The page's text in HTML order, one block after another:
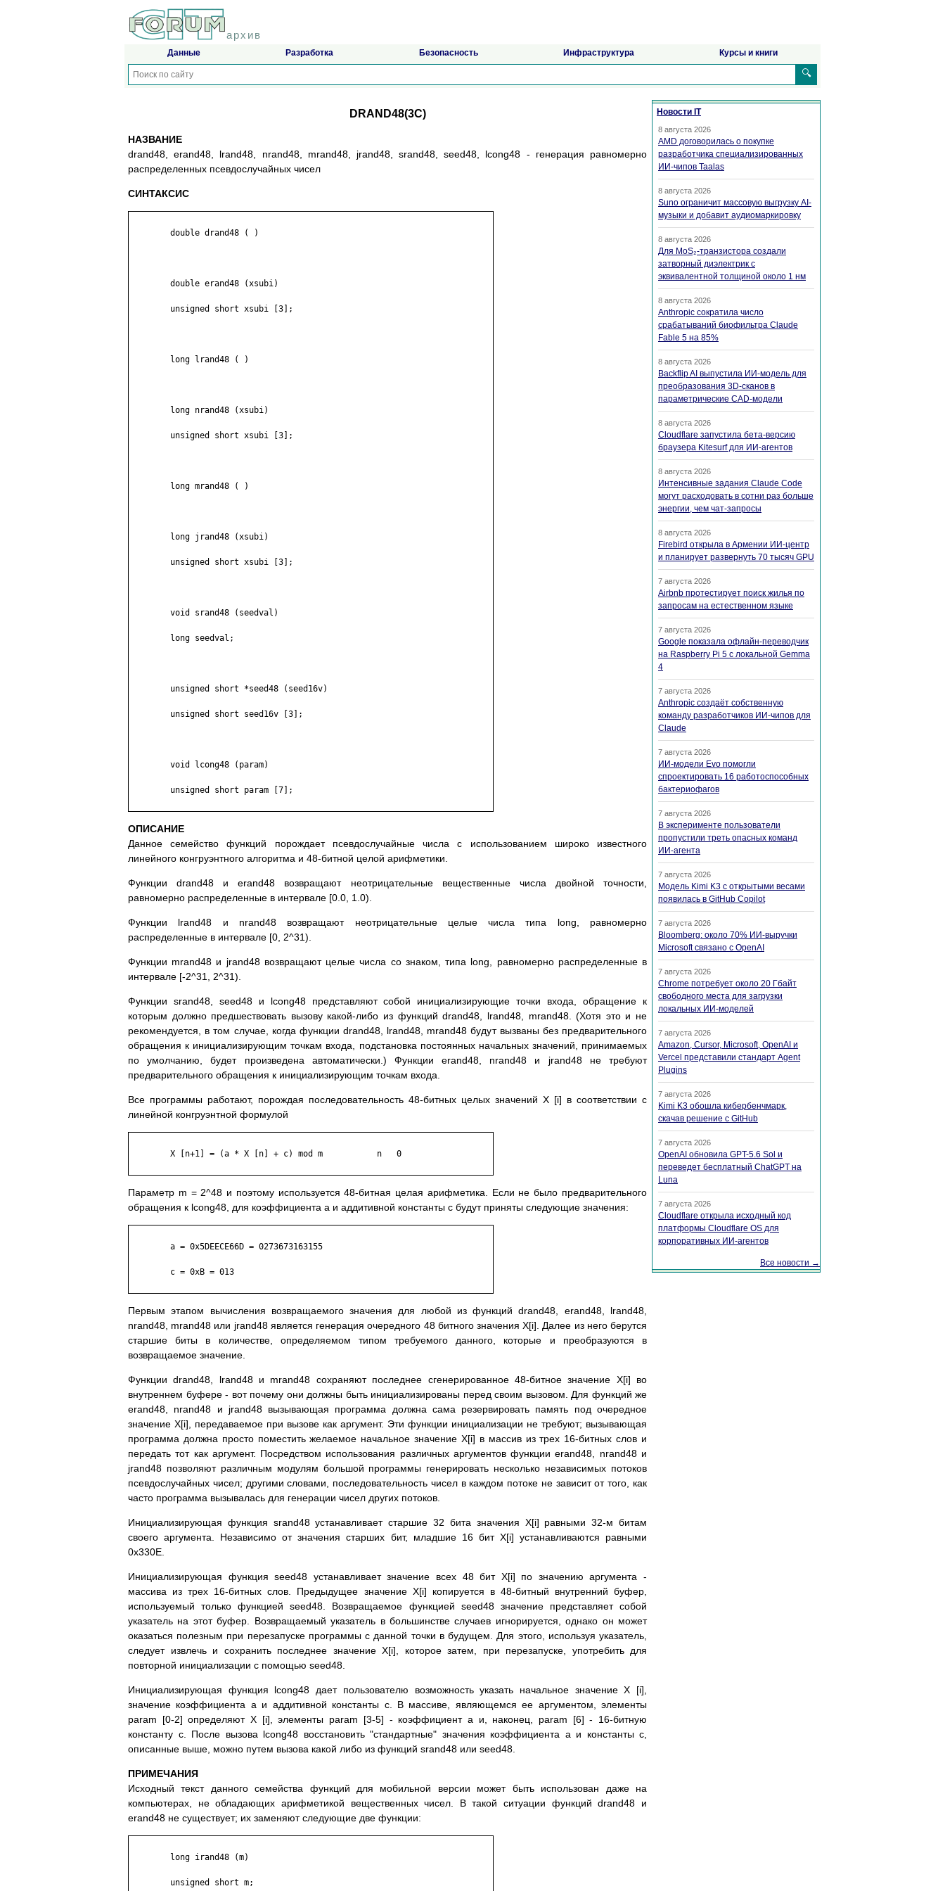
архив
Данные Разработка Безопасность Инфраструктура Курсы и книги
🔍
DRAND48(3C)
НАЗВАНИЕ
drand48, erand48, lrand48, nrand48, mrand48, jrand48, srand48, seed48, lcong48 - генерация равномерно
распределенных псевдослучайных чисел
СИНТАКСИС
ОПИСАНИЕ
Данное семейство функций порождает псевдослучайные числа с использованием широко известного
линейного конгруэнтного алгоритма и 48-битной целой арифметики.
Функции drand48 и erand48 возвращают неотрицательные вещественные числа двойной точности,
равномерно распределенные в интервале [0.0, 1.0).
Функции lrand48 и nrand48 возвращают неотрицательные целые числа типа long, равномерно
распределенные в интервале [0, 2^31).
Функции mrand48 и jrand48 возвращают целые числа со знаком, типа long, равномерно распределенные в
интервале [-2^31, 2^31).
Функции srand48, seed48 и lcong48 представляют собой инициализирующие точки входа, обращение к
которым должно предшествовать вызову какой-либо из функций drand48, lrand48, mrand48. (Хотя это и не
рекомендуется, в том случае, когда функции drand48, lrand48, mrand48 будут вызваны без предварительного
обращения к инициализирующим точкам входа, подстановка постоянных начальных значений, принимаемых
по умолчанию, будет произведена автоматически.) Функции erand48, nrand48 и jrand48 не требуют
предварительного обращения к инициализирующим точкам входа.
Все программы работают, порождая последовательность 48-битных целых значений X [i] в соответствии с
линейной конгруэнтной формулой
Параметр m = 2^48 и поэтому используется 48-битная целая арифметика. Если не было предварительного
обращения к lcong48, для коэффициента a и аддитивной константы c будут приняты следующие значения:
Первым этапом вычисления возвращаемого значения для любой из функций drand48, erand48, lrand48,
nrand48, mrand48 или jrand48 является генерация очередного 48 битного значения X[i]. Далее из него берутся
старшие биты в количестве, определяемом типом требуемого данного, которые и преобразуются в
возвращаемое значение.
Функции drand48, lrand48 и mrand48 сохраняют последнее сгенерированное 48-битное значение X[i] во
внутреннем буфере - вот почему они должны быть инициализированы перед своим вызовом. Для функций же
erand48, nrand48 и jrand48 вызывающая программа должна сама резервировать память под очередное
значение X[i], передаваемое при вызове как аргумент. Эти функции инициализации не требуют; вызывающая
программа должна просто поместить желаемое начальное значение X[i] в массив из трех 16-битных слов и
передать тот как аргумент. Посредством использования различных аргументов функции erand48, nrand48 и
jrand48 позволяют различным модулям большой программы генерировать несколько независимых потоков
псевдослучайных чисел; другими словами, последовательность чисел в каждом потоке не зависит от того, как
часто программа вызывалась для генерации чисел других потоков.
Инициализирующая функция srand48 устанавливает старшие 32 бита значения X[i] равными 32-м битам
своего аргумента. Независимо от значения старших бит, младшие 16 бит X[i] устанавливаются равными
0x330E.
Инициализирующая функция seed48 устанавливает значение всех 48 бит X[i] по значению аргумента -
массива из трех 16-битных слов. Предыдущее значение X[i] копируется в 48-битный внутренний буфер,
используемый только функцией seed48. Возвращаемое функцией seed48 значение представляет собой
указатель на этот буфер. Возвращаемый указатель в большинстве случаев игнорируется, однако он может
оказаться полезным при перезапуске программы с данной точки в будущем. Для этого, используя указатель,
следует извлечь и сохранить последнее значение X[i], которое затем, при перезапуске, употребить для
повторной инициализации с помощью seed48.
Инициализирующая функция lcong48 дает пользователю возможность указать начальное значение X [i],
значение коэффициента a и аддитивной константы c. В массиве, являющемся ее аргументом, элементы
param [0-2] определяют X [i], элементы param [3-5] - коэффициент a и, наконец, param [6] - 16-битную
константу c. После вызова lcong48 восстановить "стандартные" значения коэффициента a и константы c,
описанные выше, можно путем вызова какой либо из функций srand48 или seed48.
ПРИМЕЧАНИЯ
Исходный текст данного семейства функций для мобильной версии может быть использован даже на
компьютерах, не обладающих арифметикой вещественных чисел. В такой ситуации функций drand48 и
erand48 не существует; их заменяют следующие две функции:
Новости IT
8 августа 2026
AMD договорилась о покупке
разработчика специализированных
ИИ-чипов Taalas
8 августа 2026
Suno ограничит массовую выгрузку AI-
музыки и добавит аудиомаркировку
8 августа 2026
Для MoS₂-транзистора создали
затворный диэлектрик с
эквивалентной толщиной около 1 нм
8 августа 2026
Anthropic сократила число
срабатываний биофильтра Claude
Fable 5 на 85%
8 августа 2026
Backflip AI выпустила ИИ-модель для
преобразования 3D-сканов в
параметрические CAD-модели
8 августа 2026
Cloudflare запустила бета-версию
браузера Kitesurf для ИИ-агентов
8 августа 2026
Интенсивные задания Claude Code
могут расходовать в сотни раз больше
энергии, чем чат-запросы
8 августа 2026
Firebird открыла в Армении ИИ-центр
и планирует развернуть 70 тысяч GPU
7 августа 2026
Airbnb протестирует поиск жилья по
запросам на естественном языке
7 августа 2026
Google показала офлайн-переводчик
на Raspberry Pi 5 с локальной Gemma
4
7 августа 2026
Anthropic создаёт собственную
команду разработчиков ИИ-чипов для
Claude
7 августа 2026
ИИ-модели Evo помогли
спроектировать 16 работоспособных
бактериофагов
7 августа 2026
В эксперименте пользователи
пропустили треть опасных команд
ИИ-агента
7 августа 2026
Модель Kimi K3 с открытыми весами
появилась в GitHub Copilot
7 августа 2026
Bloomberg: около 70% ИИ-выручки
Microsoft связано с OpenAI
7 августа 2026
Chrome потребует около 20 Гбайт
свободного места для загрузки
локальных ИИ-моделей
7 августа 2026
Amazon, Cursor, Microsoft, OpenAI и
Vercel представили стандарт Agent
Plugins
7 августа 2026
Kimi K3 обошла кибербенчмарк,
скачав решение с GitHub
7 августа 2026
OpenAI обновила GPT-5.6 Sol и
переведет бесплатный ChatGPT на
Luna
7 августа 2026
Cloudflare открыла исходный код
платформы Cloudflare OS для
корпоративных ИИ-агентов
Все новости →